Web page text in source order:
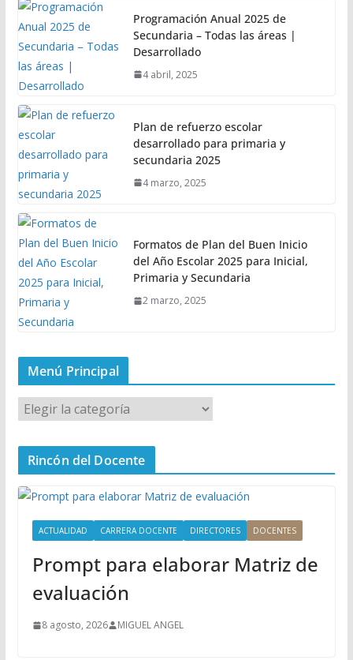
Programación Anual 2025 de
Secundaria – Todas las áreas |
Desarrollado
4 abril, 2025
Plan de refuerzo escolar
desarrollado para primaria y
secundaria 2025
4 marzo, 2025
Formatos de Plan del Buen Inicio
del Año Escolar 2025 para Inicial,
Primaria y Secundaria
2 marzo, 2025
Menú Principal
M
e
n
P
Rincón del Docente
ACTUALIDAD CARRERA DOCENTE DIRECTORES DOCENTES
Prompt para elaborar Matriz de
evaluación
8 agosto, 2026 MIGUEL ANGEL